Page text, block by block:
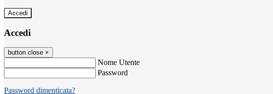
Accedi
Accedi
button close ×
Nome Utente
Password
Password dimenticata?